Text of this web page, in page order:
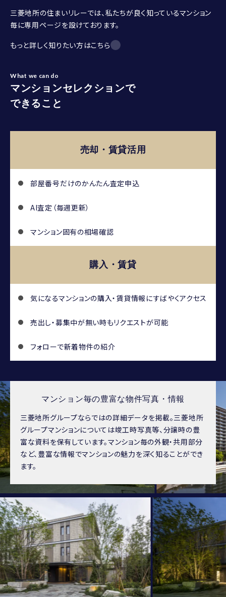
三菱地所の住まいリレーでは、私たちが良く知っているマンション
毎に専用ページを設けております。
もっと詳しく知りたい方はこちら
What we can do
マンションセレクションで
できること
売却・賃貸活用
部屋番号だけのかんたん査定申込
AI査定（毎週更新）
マンション固有の相場確認
購入・賃貸
気になるマンションの購入・賃貸情報にすばやくアクセス
売出し・募集中が無い時もリクエストが可能
フォローで新着物件の紹介
マンション毎の豊富な物件写真・情報
三菱地所グループならではの詳細データを掲載。三菱地所
グループマンションについては竣工時写真等、分譲時の豊
富な資料を保有しています。マンション毎の外観・共用部分
など、豊富な情報でマンションの魅力を深く知ることができ
ます。